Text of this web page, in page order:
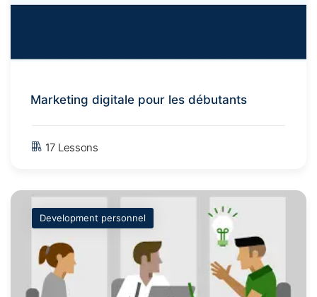
Marketing digitale pour les débutants
17 Lessons
Development personnel